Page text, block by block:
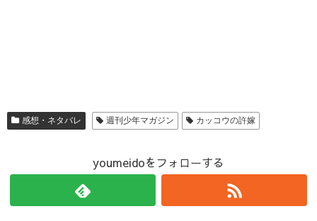
感想・ネタバレ 週刊少年マガジン カッコウの許嫁
youmeidoをフォローする